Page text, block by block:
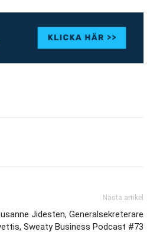
Nästa artikel
Jidesten, Generalsekreterare
Sweaty Business Podcast #73